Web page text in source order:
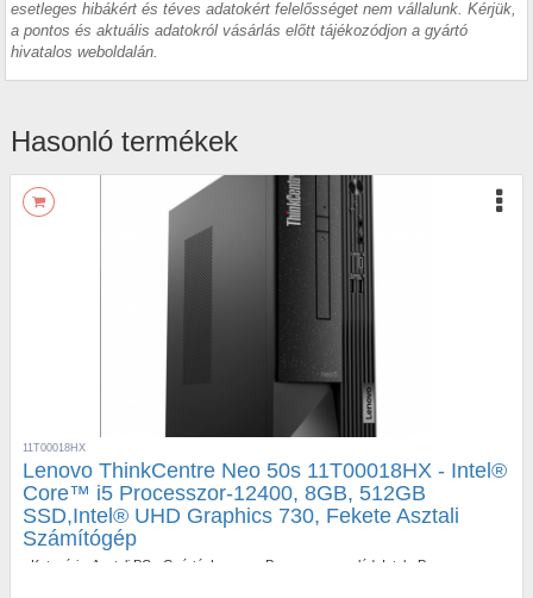
esetleges hibákért és téves adatokért felelősséget nem vállalunk. Kérjük,
a pontos és aktuális adatokról vásárlás előtt tájékozódjon a gyártó
hivatalos weboldalán.
Hasonló termékek
11T00018HX
Lenovo ThinkCentre Neo 50s 11T00018HX - Intel®
Core™ i5 Processzor-12400, 8GB, 512GB
SSD,Intel® UHD Graphics 730, Fekete Asztali
Számítógép
Kategória: Asztali PC Gyártó: Lenovo Processzor család: Intel
Processzor